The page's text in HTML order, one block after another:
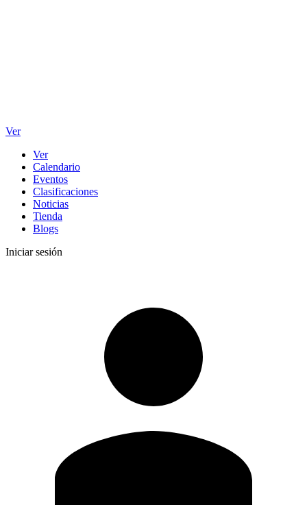
Ver
Ver
Calendario
Eventos
Clasificaciones
Noticias
Tienda
Blogs
Iniciar sesión